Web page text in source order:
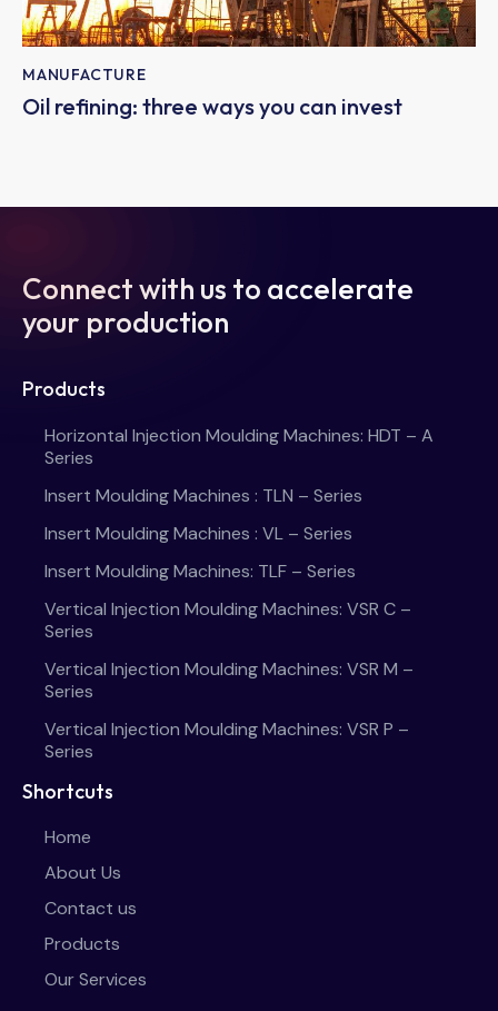
MANUFACTURE
Oil refining: three ways you can invest
Connect with us to accelerate
your production
Products
Horizontal Injection Moulding Machines: HDT – A
Series
Insert Moulding Machines : TLN – Series
Insert Moulding Machines : VL – Series
Insert Moulding Machines: TLF – Series
Vertical Injection Moulding Machines: VSR C –
Series
Vertical Injection Moulding Machines: VSR M –
Series
Vertical Injection Moulding Machines: VSR P –
Series
Shortcuts
Home
About Us
Contact us
Products
Our Services